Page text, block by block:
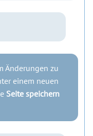
Änderungen zu
einem neuen
Seite speichern